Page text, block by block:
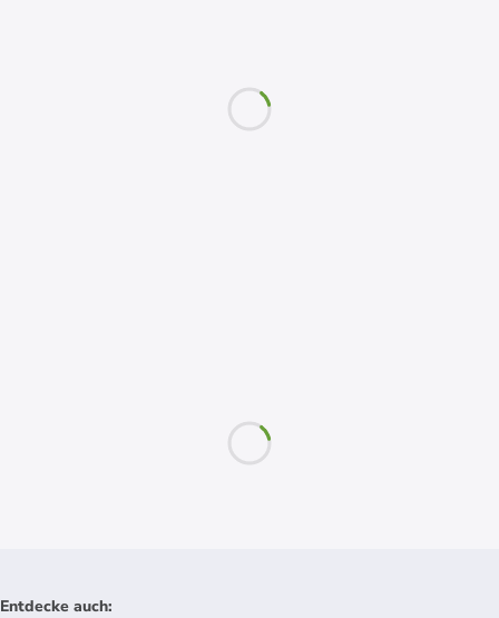
Entdecke auch: